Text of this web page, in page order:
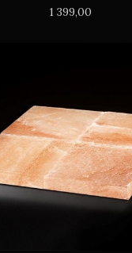
Pris
1 399,00